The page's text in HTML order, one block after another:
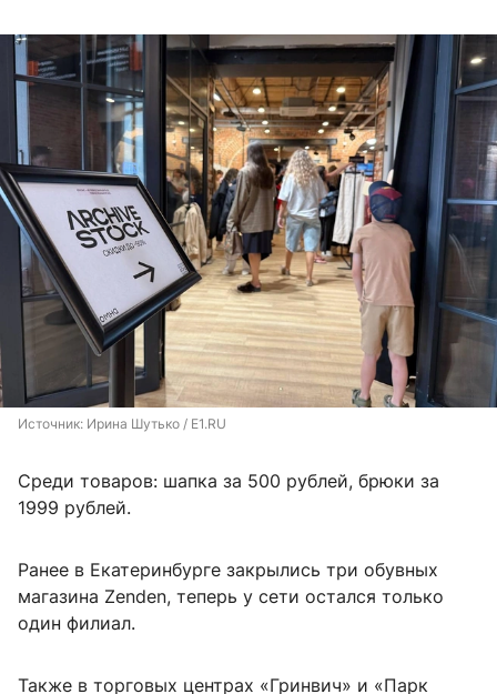
Источник: Ирина Шутько / E1.RU
Среди товаров: шапка за 500 рублей, брюки за
1999 рублей.
Ранее в Екатеринбурге закрылись три обувных
магазина Zenden, теперь у сети остался только
один филиал.
Также в торговых центрах «Гринвич» и «Парк